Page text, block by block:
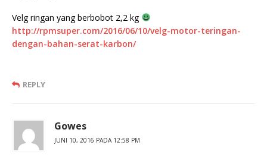
Velg ringan yang berbobot 2,2 kg
http://rpmsuper.com/2016/06/10/velg-motor-teringan-
dengan-bahan-serat-karbon/
REPLY
Gowes
JUNI 10, 2016 PADA 12:58 PM